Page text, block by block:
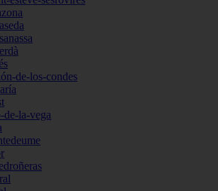
de-los-condes
de-la-vega